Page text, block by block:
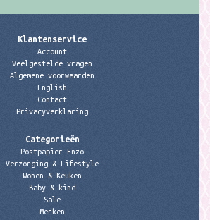
Klantenservice
Account
Veelgestelde vragen
Algemene voorwaarden
English
Contact
Privacyverklaring
Categorieën
Postpapier Enzo
Verzorging & Lifestyle
Wonen & Keuken
Baby & kind
Sale
Merken